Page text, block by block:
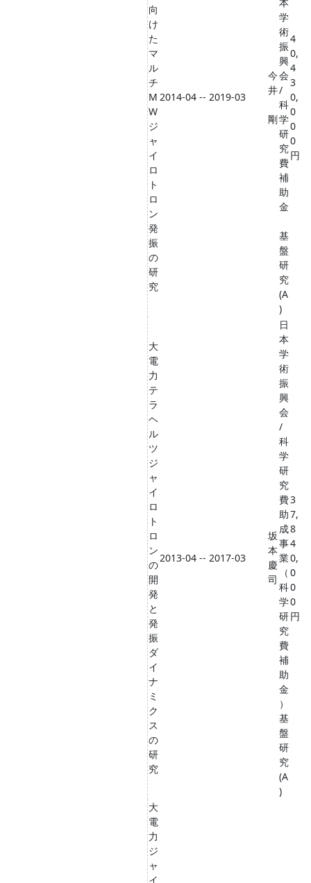
向
け
た
マ
ル
チ
M
W
ジ
ャ
イ
ロ
ト
ロ
ン
発
振
の
研
究
2014-04 -- 2019-03
今
井
剛
学
術
振
興
会
/
科
学
研
究
費
補
助
金
基
盤
研
究
(A
)
4
0,
4
3
0,
0
0
0
円
大
電
力
テ
ラ
ヘ
ル
ツ
ジ
ャ
イ
ロ
ト
ロ
ン
の
開
発
と
発
振
ダ
イ
ナ
ミ
ク
ス
の
研
究
2013-04 -- 2017-03
坂
本
慶
司
日
本
学
術
振
興
会
/
科
学
研
究
費
助
成
事
業
（
科
学
研
究
費
補
助
金
）
基
盤
研
究
(A
)
3
7,
8
4
0,
0
0
0
円
大
電
力
ジ
ャ
イ